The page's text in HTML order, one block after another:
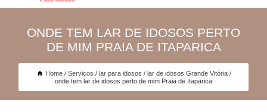
ONDE TEM LAR DE IDOSOS PERTO
DE MIM PRAIA DE ITAPARICA
Home Serviços lar para idosos
lar de idosos Grande Vitória
onde tem lar de idosos perto de mim Praia de Itaparica